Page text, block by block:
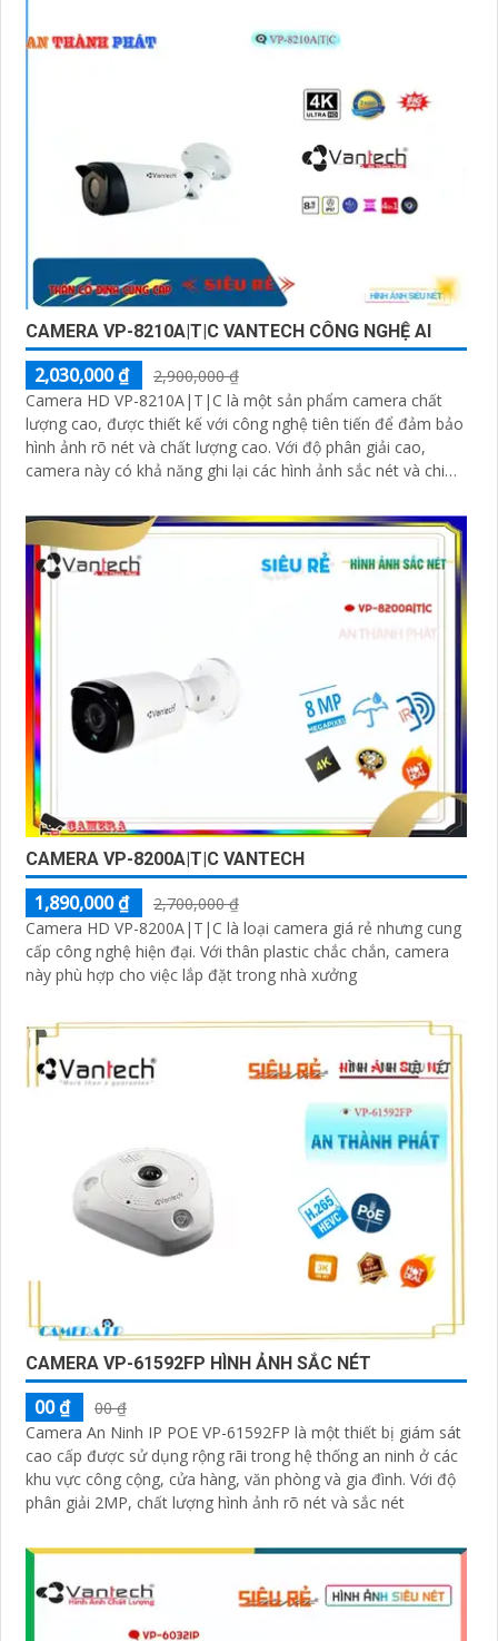
CAMERA VP-8210A|T|C VANTECH CÔNG NGHỆ AI
2,030,000 ₫
2,900,000 ₫
Camera HD VP-8210A|T|C là một sản phẩm camera chất
lượng cao, được thiết kế với công nghệ tiên tiến để đảm bảo
hình ảnh rõ nét và chất lượng cao. Với độ phân giải cao,
camera này có khả năng ghi lại các hình ảnh sắc nét và chi
CAMERA VP-8200A|T|C VANTECH
1,890,000 ₫
2,700,000 ₫
Camera HD VP-8200A|T|C là loại camera giá rẻ nhưng cung
cấp công nghệ hiện đại. Với thân plastic chắc chắn, camera
này phù hợp cho việc lắp đặt trong nhà xưởng
CAMERA VP-61592FP HÌNH ẢNH SẮC NÉT
00 ₫
00 ₫
Camera An Ninh IP POE VP-61592FP là một thiết bị giám sát
cao cấp được sử dụng rộng rãi trong hệ thống an ninh ở các
khu vực công cộng, cửa hàng, văn phòng và gia đình. Với độ
phân giải 2MP, chất lượng hình ảnh rõ nét và sắc nét